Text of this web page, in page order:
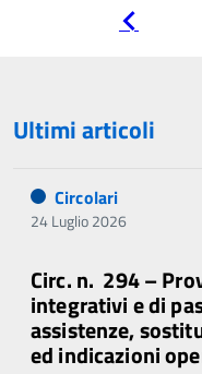
Ultimi articoli
Circolari
24 Luglio 2026
Circ. n. 294 –
integrativi e di
assistenze,
ed indicazioni